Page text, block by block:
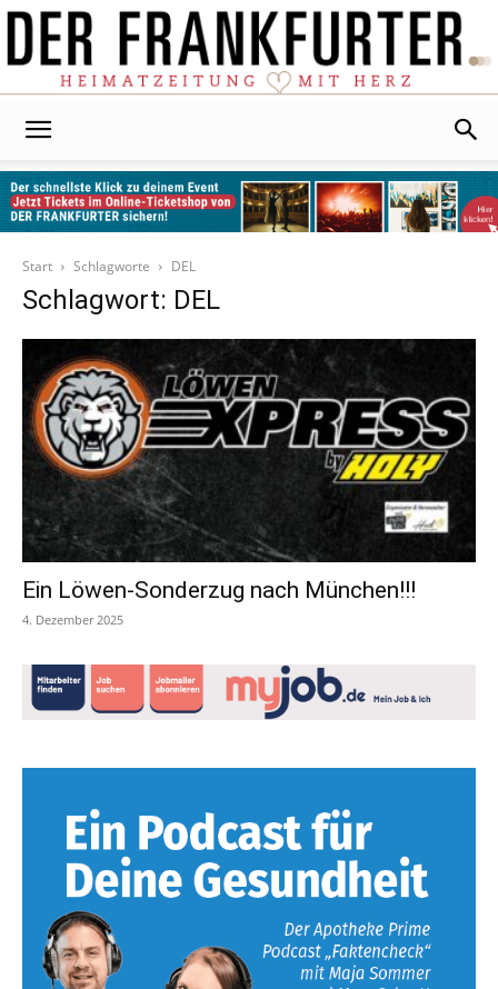
Start
Schlagworte DEL
Schlagwort: DEL
Ein Löwen-Sonderzug nach München!!!
4. Dezember 2025